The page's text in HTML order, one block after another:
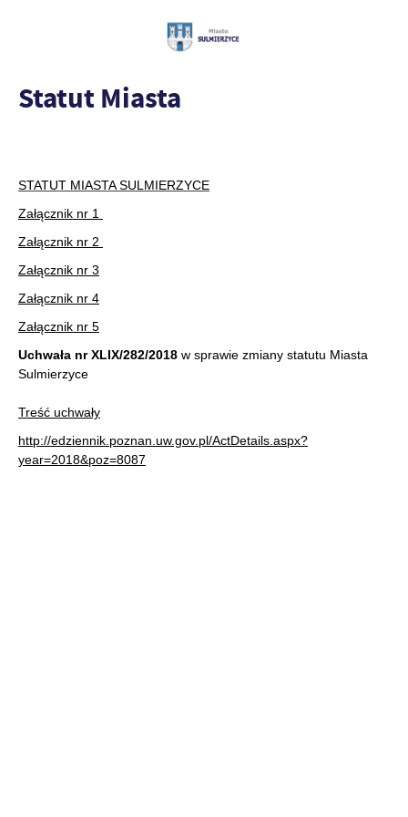
Statut Miasta
STATUT MIASTA SULMIERZYCE
Załącznik nr 1
Załącznik nr 2
Załącznik nr 3
Załącznik nr 4
Załącznik nr 5
Uchwała nr XLIX/282/2018 w sprawie zmiany statutu Miasta
Sulmierzyce
Treść uchwały
http://edziennik.poznan.uw.gov.pl/ActDetails.aspx?
year=2018&poz=8087